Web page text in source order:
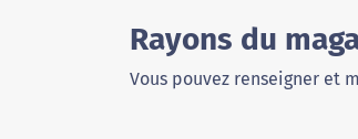
Rayons du
Vous pouvez renseigner et